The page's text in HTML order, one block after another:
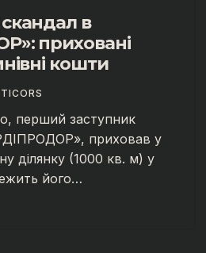
в
приховані
кошти
перший заступник
приховав у
ділянку (1000 кв. м) у
його…